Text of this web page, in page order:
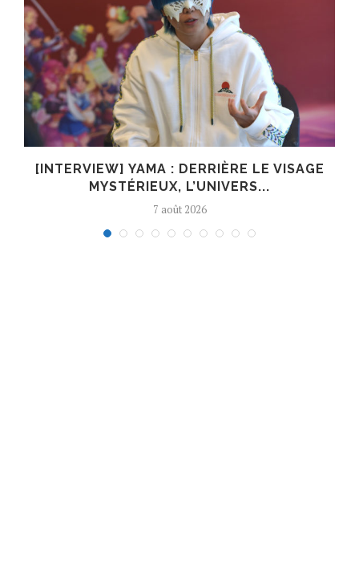
[INTERVIEW] YAMA : DERRIÈRE LE VISAGE
MYSTÉRIEUX, L’UNIVERS...
7 août 2026